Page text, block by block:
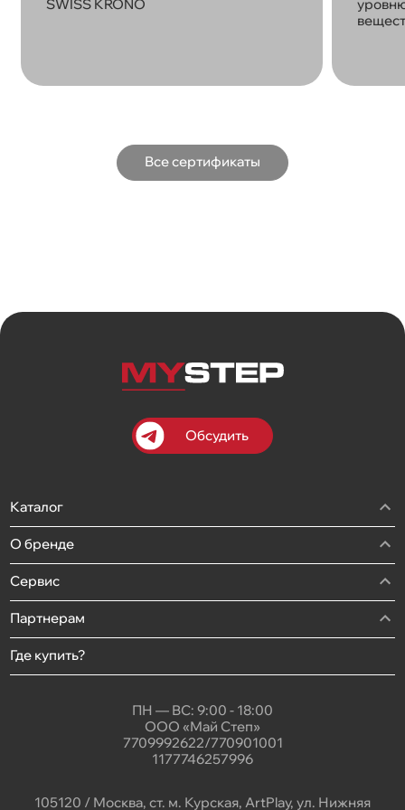
SWISS KRONO
Все сертификаты
Обсудить
Каталог
О бренде
Сервис
Партнерам
Где купить?
ПН — ВС: 9:00 - 18:00
ООО «Май Степ»
7709992622/770901001
1177746257996
105120 / Москва, ст. м. Курская, ArtPlay, ул. Нижняя